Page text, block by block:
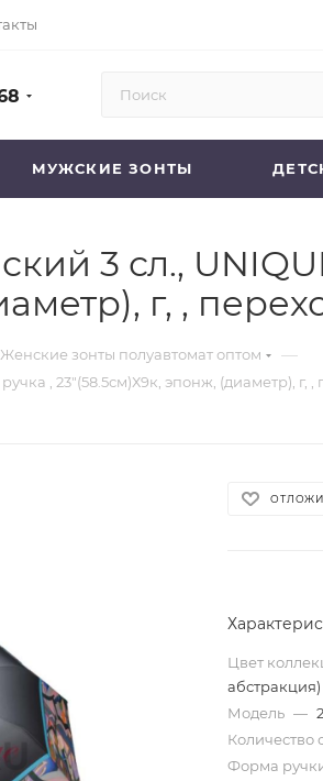
МУЖСКИЕ ЗОНТЫ
3 сл.,
г, ,
Женские зонты полуавтомат оптом —
, 23"(58.5см)Х9к, эпонж, (диаметр), г,
Цвет
абстракция)
Модель —
Количество
Форма